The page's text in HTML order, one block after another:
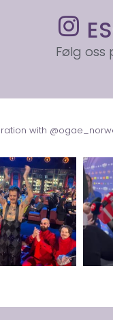
Følg
with